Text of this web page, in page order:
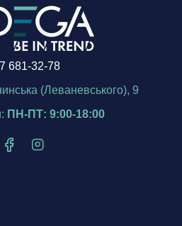
681-32-78
(Леваневського), 9
ПН-ПТ: 9:00-18:00